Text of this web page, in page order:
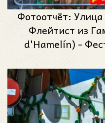
Фотоотчёт:
Флейтист из
d'Hamelín) -